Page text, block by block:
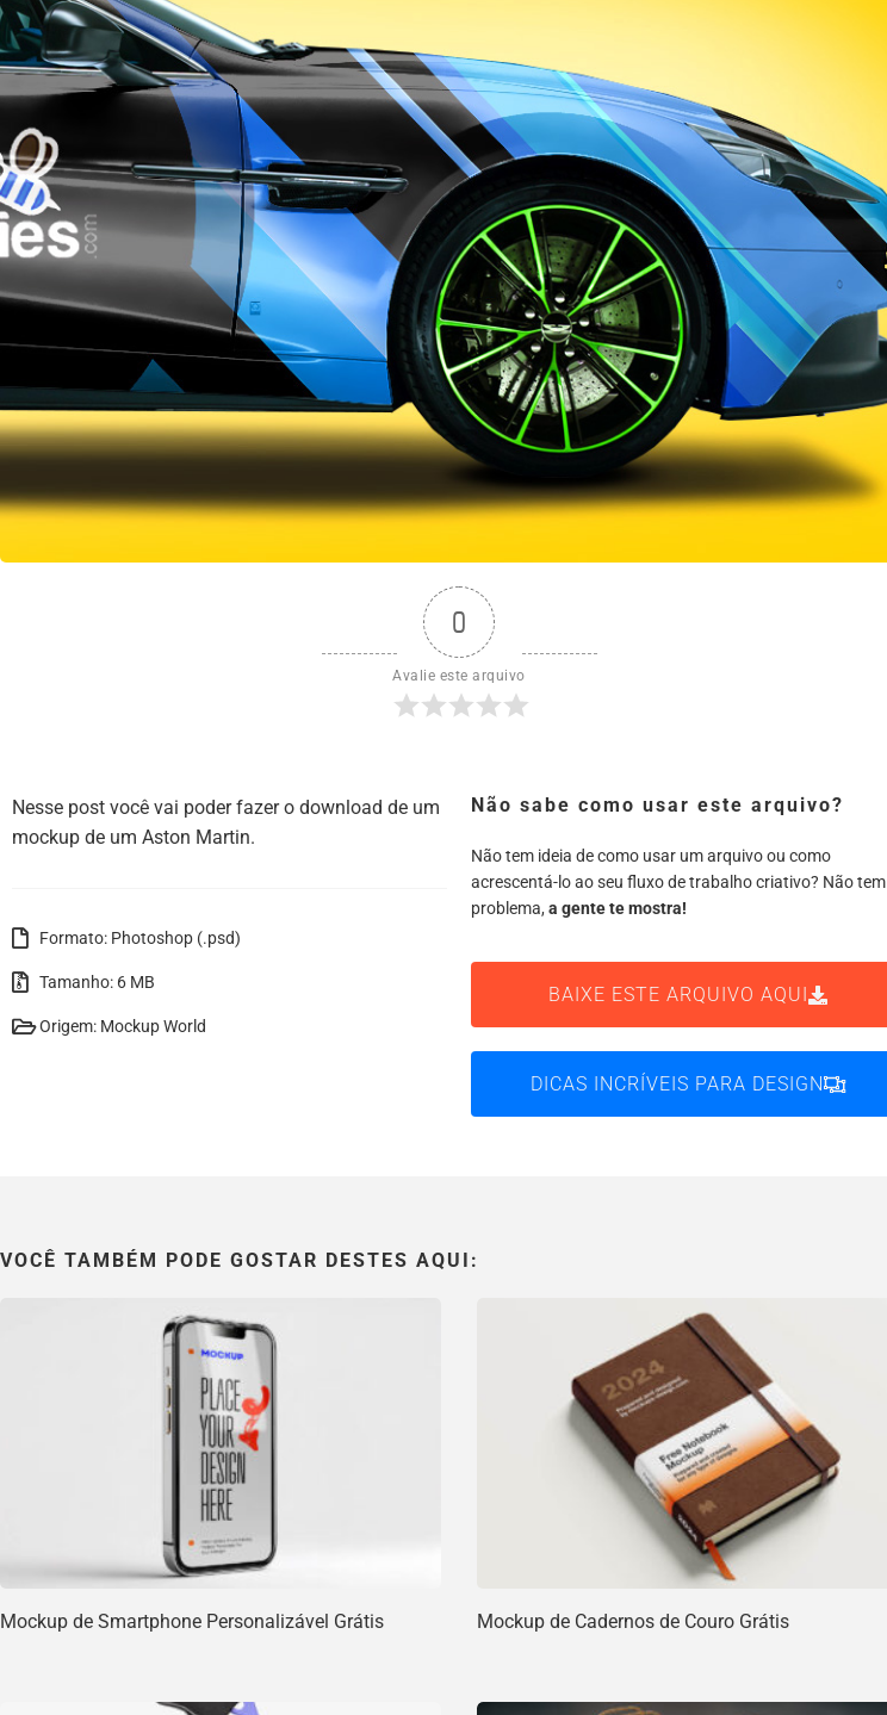
0
Avalie este arquivo
Nesse post você vai poder fazer o download de um
mockup de um Aston Martin.
Formato: Photoshop (.psd)
Tamanho: 6 MB
Origem: Mockup World
Não sabe como usar este arquivo?
Não tem ideia de como usar um arquivo ou como
acrescentá-lo ao seu fluxo de trabalho criativo? Não tem
problema, a gente te mostra!
BAIXE ESTE ARQUIVO AQUI
DICAS INCRÍVEIS PARA DESIGN
VOCÊ TAMBÉM PODE GOSTAR DESTES AQUI:
Mockup de Smartphone Personalizável Grátis Mockup de Cadernos de Couro Grátis